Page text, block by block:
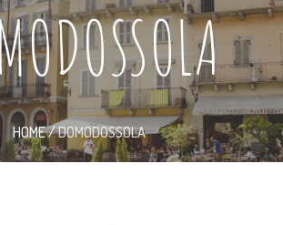
HOME/DOMODOSSOLA